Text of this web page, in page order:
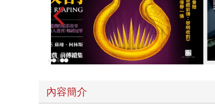
選手，從出生到殞落的悲劇性故事，山田王
母計畫性的精英式培育，讓王求從小便擁有
響、波瀾與救贖？ 此作採用獨特第一人稱和
概，充滿宿命論的色彩，是伊土反實驗味濃
今的作品風格很不一樣，如果被別人搶先把
內容簡介